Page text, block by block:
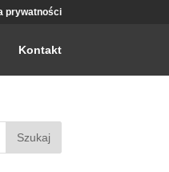
prywatności
Kontakt